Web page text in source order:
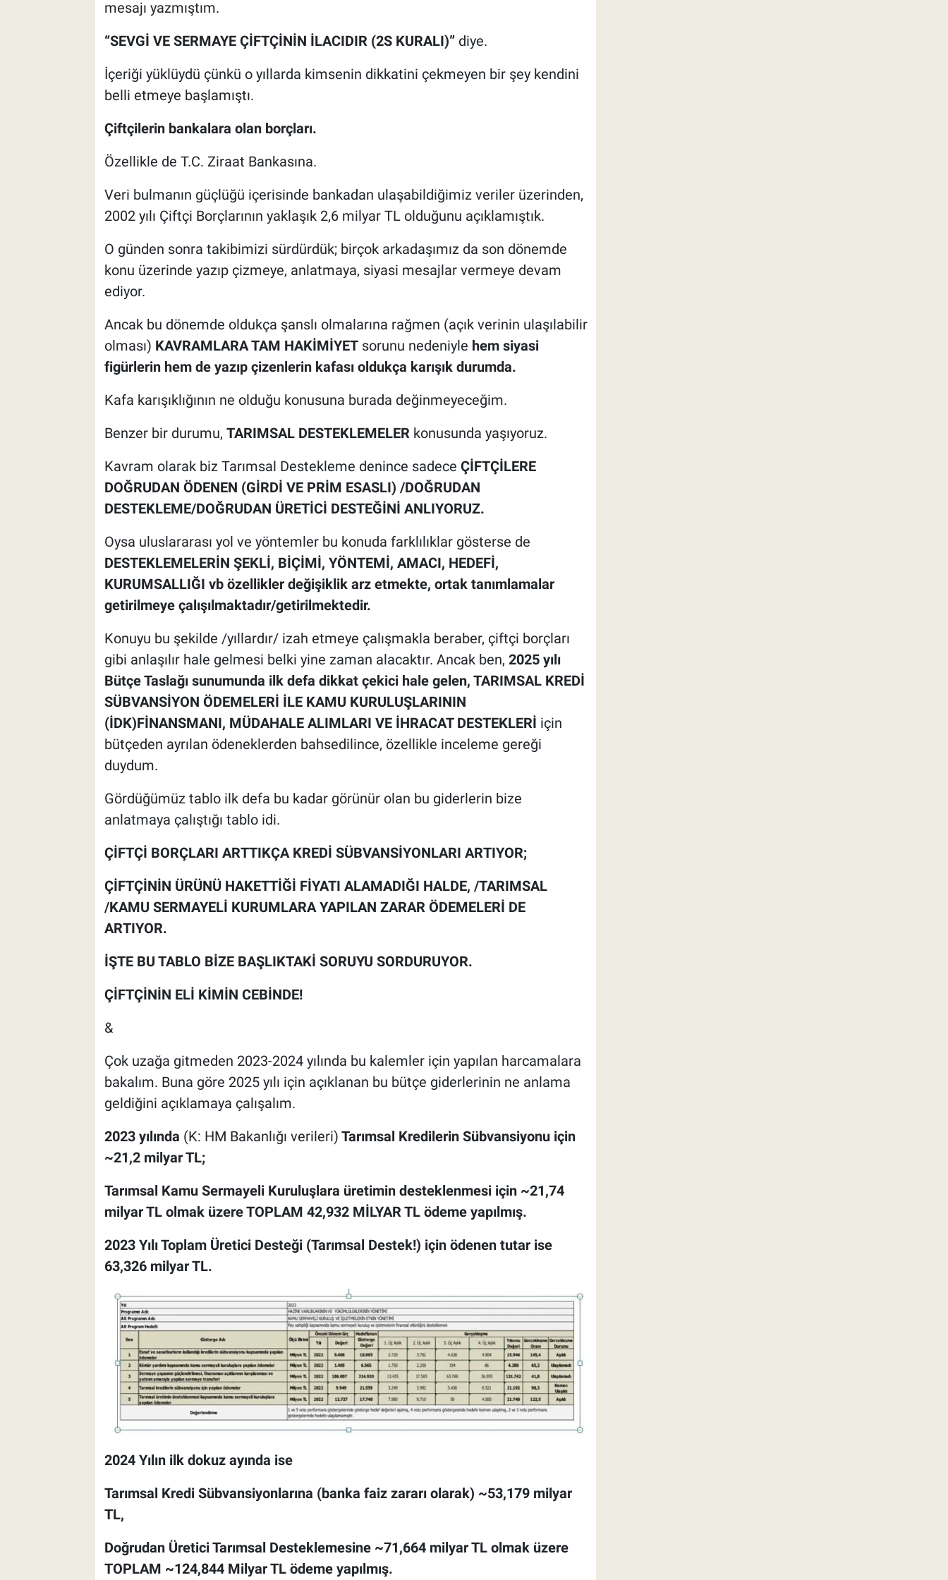
mesajı yazmıştım.
“SEVGİ VE SERMAYE ÇİFTÇİNİN İLACIDIR (2S KURALI)”diye.
İçeriği yüklüydü çünkü o yıllarda kimsenin dikkatini çekmeyen bir şey kendini
belli etmeye başlamıştı.
Çiftçilerin bankalara olan borçları.
Özellikle de T.C. Ziraat Bankasına.
Veri bulmanın güçlüğü içerisinde bankadan ulaşabildiğimiz veriler üzerinden,
2002 yılı Çiftçi Borçlarının yaklaşık 2,6 milyar TL olduğunu açıklamıştık.
O günden sonra takibimizi sürdürdük; birçok arkadaşımız da son dönemde
konu üzerinde yazıp çizmeye, anlatmaya, siyasi mesajlar vermeye devam
ediyor.
Ancak bu dönemde oldukça şanslı olmalarına rağmen (açık verinin ulaşılabilir
olması) KAVRAMLARA TAM HAKİMİYETsorunu nedeniyle hem siyasi
figürlerin hem de yazıp çizenlerin kafası oldukça karışık durumda.
Kafa karışıklığının ne olduğu konusuna burada değinmeyeceğim.
Benzer bir durumu, TARIMSAL DESTEKLEMELER konusunda yaşıyoruz.
Kavram olarak biz Tarımsal Destekleme denince sadece ÇİFTÇİLERE
DOĞRUDAN ÖDENEN (GİRDİ VE PRİM ESASLI) /DOĞRUDAN
DESTEKLEME/DOĞRUDAN ÜRETİCİ DESTEĞİNİ ANLIYORUZ.
Oysa uluslararası yol ve yöntemler bu konuda farklılıklar gösterse de
DESTEKLEMELERİN ŞEKLİ, BİÇİMİ, YÖNTEMİ, AMACI, HEDEFİ,
KURUMSALLIĞI vb özellikler değişiklik arz etmekte, ortak tanımlamalar
getirilmeye çalışılmaktadır/getirilmektedir.
Konuyu bu şekilde /yıllardır/ izah etmeye çalışmakla beraber, çiftçi borçları
gibi anlaşılır hale gelmesi belki yine zaman alacaktır. Ancak ben, 2025 yılı
Bütçe Taslağı sunumunda ilk defa dikkat çekici hale gelen, TARIMSAL KREDİ
SÜBVANSİYON ÖDEMELERİ İLE KAMU KURULUŞLARININ
(İDK)FİNANSMANI, MÜDAHALE ALIMLARI VE İHRACAT DESTEKLERİ için
bütçeden ayrılan ödeneklerden bahsedilince, özellikle inceleme gereği
duydum.
Gördüğümüz tablo ilk defa bu kadar görünür olan bu giderlerin bize
anlatmaya çalıştığı tablo idi.
ÇİFTÇİ BORÇLARI ARTTIKÇA KREDİ SÜBVANSİYONLARI ARTIYOR;
ÇİFTÇİNİN ÜRÜNÜ HAKETTİĞİ FİYATI ALAMADIĞI HALDE, /TARIMSAL
/KAMU SERMAYELİ KURUMLARA YAPILAN ZARAR ÖDEMELERİ DE
ARTIYOR.
İŞTE BU TABLO BİZE BAŞLIKTAKİ SORUYU SORDURUYOR.
ÇİFTÇİNİN ELİ KİMİN CEBİNDE!
&
Çok uzağa gitmeden 2023-2024 yılında bu kalemler için yapılan harcamalara
bakalım. Buna göre 2025 yılı için açıklanan bu bütçe giderlerinin ne anlama
geldiğini açıklamaya çalışalım.
2023 yılında (K: HM Bakanlığı verileri) Tarımsal Kredilerin Sübvansiyonu için
~21,2 milyar TL;
Tarımsal Kamu Sermayeli Kuruluşlara üretimin desteklenmesi için ~21,74
milyar TL olmak üzere TOPLAM 42,932 MİLYAR TL ödeme yapılmış.
2023 Yılı Toplam Üretici Desteği (Tarımsal Destek!) için ödenen tutar ise
63,326 milyar TL.
2024 Yılın ilk dokuz ayında ise
Tarımsal Kredi Sübvansiyonlarına (banka faiz zararı olarak) ~53,179 milyar
TL,
Doğrudan Üretici Tarımsal Desteklemesine ~71,664 milyar TL olmak üzere
TOPLAM ~124,844 Milyar TL ödeme yapılmış.